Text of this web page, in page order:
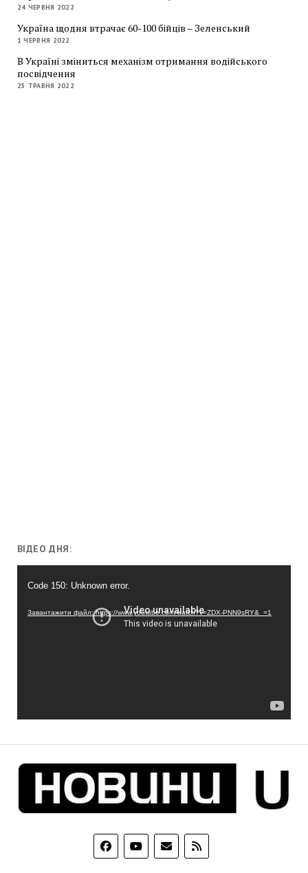
24 ЧЕРВНЯ 2022
Україна щодня втрачає 60-100 бійців – Зеленський
1 ЧЕРВНЯ 2022
В Україні зміниться механізм отримання водійського
посвідчення
25 ТРАВНЯ 2022
ВІДЕО ДНЯ:
Code 150: Unknown error.
Завантажити файл: https://www.youtube.com/watch?v=ZDX-PNN9sRY&_=1